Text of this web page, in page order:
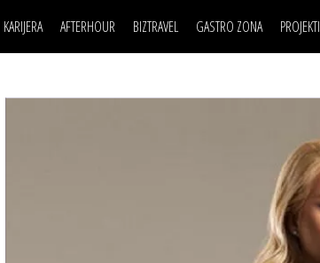
KARIJERA AFTERHOUR BIZTRAVEL GASTRO ZONA PROJEKTI
30 ISPOD 30
BACK TO OFFICE/SCHOOL
BIZBENDOVI
BIZKOLEGIJUM
POSAO
MOJ UGAO
FILM I SCENA
AUTO SVET
NAJKOLEGA
30 ISPOD 30
BIZBENDOVI
BIZKOLEGIJUM
BMW BIZNIS LIGA
BIZLIFE WEEK